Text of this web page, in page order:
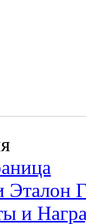
Эталон
и